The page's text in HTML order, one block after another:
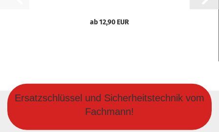
ab 12,90 EUR
Ersatzschlüssel und Sicherheitstechnik vom
Fachmann!